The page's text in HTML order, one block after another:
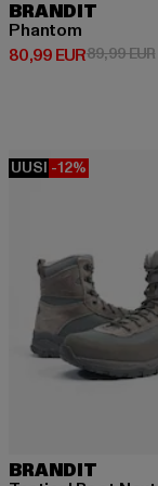
BRANDIT
Phantom
80,99 EUR
Ajankohtainen hinta:
89,99 EUR
UUSI -12%
BRANDIT